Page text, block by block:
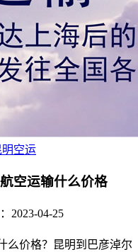
明空运
空运输什么价格
2023-04-25
么价格？昆明到巴彦淖尔